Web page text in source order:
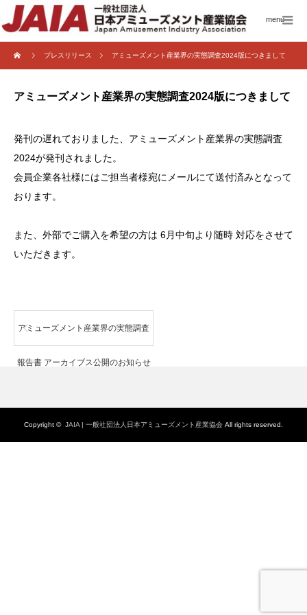
menu
プレスリリース アミューズメント産業界の実態調査2024版につきまして
アミューズメント産業界の実態調査2024版につきまして
発刊の遅れておりました、アミューズメント産業界の実態調査
2024が発刊されました。
会員企業各社様にはご担当者様宛にメールにて送付済みとなって
おります。
また、外部でご購入を希望の方は 6月中旬より随時 対応をさせて
いただきます。
アミューズメント産業界の実態調査
報告書 アーカイブス公開のお知らせ
Copyright © JAIA | 一般社団法人日本アミューズメント産業協会 All rights reserved.